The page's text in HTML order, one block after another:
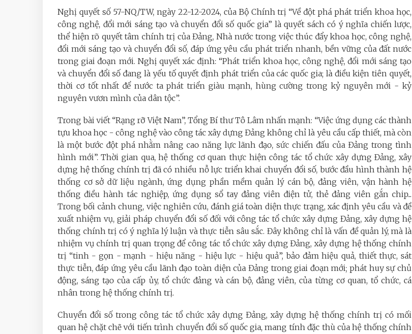
Nghị quyết số 57-NQ/TW, ngày 22-12-2024, của Bộ Chính trị “Về đột phá phát triển khoa học,
công nghệ, đổi mới sáng tạo và chuyển đổi số quốc gia” là quyết sách có ý nghĩa chiến lược,
thể hiện rõ quyết tâm chính trị của Đảng, Nhà nước trong việc thúc đẩy khoa học, công nghệ,
đổi mới sáng tạo và chuyển đổi số, đáp ứng yêu cầu phát triển nhanh, bền vững của đất nước
trong giai đoạn mới. Nghị quyết xác định: “Phát triển khoa học, công nghệ, đổi mới sáng tạo
và chuyển đổi số đang là yếu tố quyết định phát triển của các quốc gia; là điều kiện tiên quyết,
thời cơ tốt nhất để nước ta phát triển giàu mạnh, hùng cường trong kỷ nguyên mới - kỷ
nguyên vươn mình của dân tộc”.
Trong bài viết “Rạng rỡ Việt Nam”, Tổng Bí thư Tô Lâm nhấn mạnh: “Việc ứng dụng các thành
tựu khoa học - công nghệ vào công tác xây dựng Đảng không chỉ là yêu cầu cấp thiết, mà còn
là một bước đột phá nhằm nâng cao năng lực lãnh đạo, sức chiến đấu của Đảng trong tình
hình mới”. Thời gian qua, hệ thống cơ quan thực hiện công tác tổ chức xây dựng Đảng, xây
dựng hệ thống chính trị đã có nhiều nỗ lực triển khai chuyển đổi số, bước đầu hình thành hệ
thống cơ sở dữ liệu ngành, ứng dụng phần mềm quản lý cán bộ, đảng viên, vận hành hệ
thống điều hành tác nghiệp, ứng dụng sổ tay đảng viên điện tử, thẻ đảng viên gắn chip...
Trong bối cảnh chung, việc nghiên cứu, đánh giá toàn diện thực trạng, xác định yêu cầu và đề
xuất nhiệm vụ, giải pháp chuyển đổi số đối với công tác tổ chức xây dựng Đảng, xây dựng hệ
thống chính trị có ý nghĩa lý luận và thực tiễn sâu sắc. Đây không chỉ là vấn đề quản lý, mà là
nhiệm vụ chính trị quan trọng để công tác tổ chức xây dựng Đảng, xây dựng hệ thống chính
trị “tinh - gọn - mạnh - hiệu năng - hiệu lực - hiệu quả”, bảo đảm hiệu quả, thiết thực, sát
thực tiễn, đáp ứng yêu cầu lãnh đạo toàn diện của Đảng trong giai đoạn mới; phát huy sự chủ
động, sáng tạo của cấp ủy, tổ chức đảng và cán bộ, đảng viên, của từng cơ quan, tổ chức, cá
nhân trong hệ thống chính trị.
Chuyển đổi số trong công tác tổ chức xây dựng Đảng, xây dựng hệ thống chính trị có mối
quan hệ chặt chẽ với tiến trình chuyển đổi số quốc gia, mang tính đặc thù của hệ thống chính